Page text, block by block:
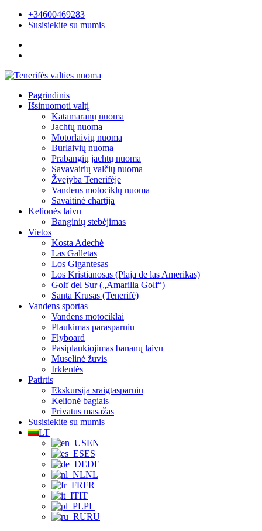
+34600469283
Susisiekite su mumis
Pagrindinis
Išsinuomoti valtį
Katamaranų nuoma
Jachtų nuoma
Motorlaivių nuoma
Burlaivių nuoma
Prabangių jachtų nuoma
Savavairių valčių nuoma
Žvejyba Tenerifėje
Vandens motociklų nuoma
Savaitinė chartija
Kelionės laivu
Banginių stebėjimas
Vietos
Kosta Adechė
Las Galletas
Los Gigantesas
Los Kristianosas (Plaja de las Amerikas)
Golf del Sur („Amarilla Golf“)
Santa Krusas (Tenerifė)
Vandens sportas
Vandens motociklai
Plaukimas parasparniu
Flyboard
Pasiplaukiojimas bananų laivu
Muselinė žuvis
Irklentės
Patirtis
Ekskursija sraigtasparniu
Kelionė bagiais
Privatus masažas
Susisiekite su mumis
LT
EN
ES
DE
NL
FR
IT
PL
RU